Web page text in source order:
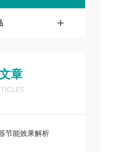
章
节能效果解析